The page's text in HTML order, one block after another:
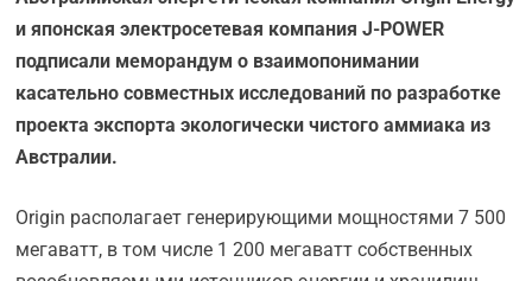
и японская электросетевая компания J-POWER
подписали меморандум о взаимопонимании
касательно совместных исследований по разработке
проекта экспорта экологически чистого аммиака из
Австралии.
Origin располагает генерирующими мощностями 7 500
мегаватт, в том числе 1 200 мегаватт собственных